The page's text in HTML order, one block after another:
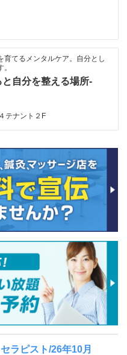
育てるメンタルケア。自分とし
自分を整える場所-
テナント２F
ラピスト/26年10月